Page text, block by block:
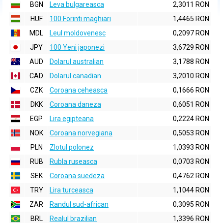
BGN
Leva bulgareasca
2,3011 RON
HUF
100 Forinti maghiari
1,4465 RON
MDL
Leul moldovenesc
0,2097 RON
JPY
100 Yeni japonezi
3,6729 RON
AUD
Dolarul australian
3,1788 RON
CAD
Dolarul canadian
3,2010 RON
CZK
Coroana ceheasca
0,1666 RON
DKK
Coroana daneza
0,6051 RON
EGP
Lira egipteana
0,2224 RON
NOK
Coroana norvegiana
0,5053 RON
PLN
Zlotul polonez
1,0393 RON
RUB
Rubla ruseasca
0,0703 RON
SEK
Coroana suedeza
0,4762 RON
TRY
Lira turceasca
1,1044 RON
ZAR
Randul sud-african
0,3095 RON
BRL
Realul brazilian
1,3396 RON